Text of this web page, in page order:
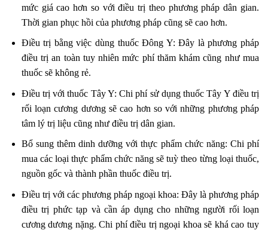
mức giá cao hơn so với điều trị theo phương pháp dân gian.
Thời gian phục hồi của phương pháp cũng sẽ cao hơn.
Điều trị bằng việc dùng thuốc Đông Y: Đây là phương pháp
điều trị an toàn tuy nhiên mức phí thăm khám cũng như mua
thuốc sẽ không rẻ.
Điều trị với thuốc Tây Y: Chi phí sử dụng thuốc Tây Y điều trị
rối loạn cương dương sẽ cao hơn so với những phương pháp
tâm lý trị liệu cũng như điều trị dân gian.
Bổ sung thêm dinh dưỡng với thực phẩm chức năng: Chi phí
mua các loại thực phẩm chức năng sẽ tuỳ theo từng loại thuốc,
nguồn gốc và thành phần thuốc điều trị.
Điều trị với các phương pháp ngoại khoa: Đây là phương pháp
điều trị phức tạp và cần áp dụng cho những người rối loạn
cương dương nặng. Chi phí điều trị ngoại khoa sẽ khá cao tuy